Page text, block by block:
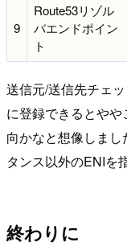
9
Route53リゾル
バエンドポイン
ト
送信元/送信先チェ
に登録できるとや
向かなと想像しま
タンス以外のENIを
終わりに